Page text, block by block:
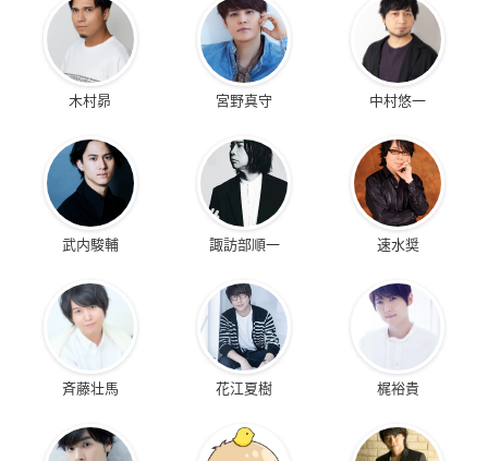
木村昴 宮野真守 中村悠一
武内駿輔 諏訪部順一 速水奨
斉藤壮馬 花江夏樹 梶裕貴